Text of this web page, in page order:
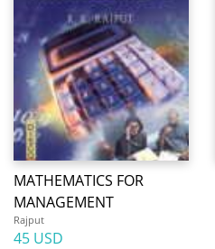
MATHEMATICS FOR
MANAGEMENT
Rajput
45 USD